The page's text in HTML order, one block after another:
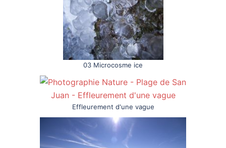
03 Microcosme ice
Effleurement d'une vague